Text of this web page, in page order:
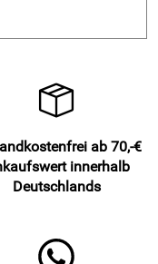
ab 70,-€
innerhalb
Deutschlands